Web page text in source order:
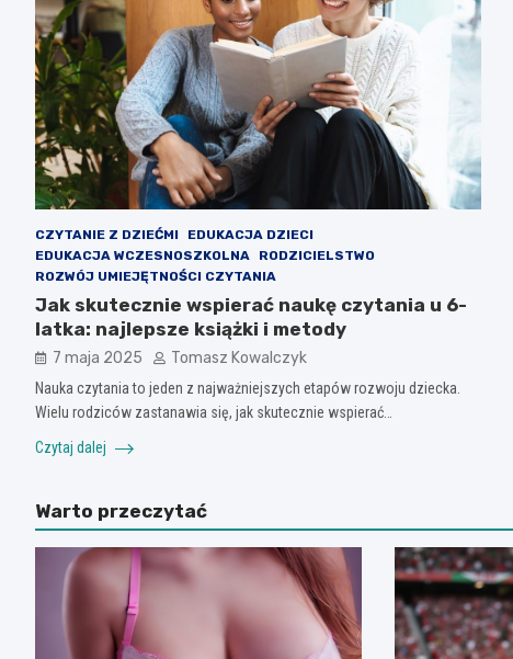
CZYTANIE Z DZIEĆMI
EDUKACJA DZIECI
EDUKACJA WCZESNOSZKOLNA
RODZICIELSTWO
ROZWÓJ UMIEJĘTNOŚCI CZYTANIA
Jak skutecznie wspierać naukę czytania u 6-
latka: najlepsze książki i metody
7 maja 2025 Tomasz Kowalczyk
Nauka czytania to jeden z najważniejszych etapów rozwoju dziecka.
Wielu rodziców zastanawia się, jak skutecznie wspierać…
Czytaj dalej
Warto przeczytać